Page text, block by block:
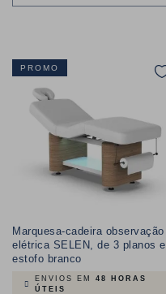
PROMO
Marquesa-cadeira observação
elétrica SELEN, de 3 planos e
estofo branco
ENVIOS EM 48 HORAS
ÚTEIS